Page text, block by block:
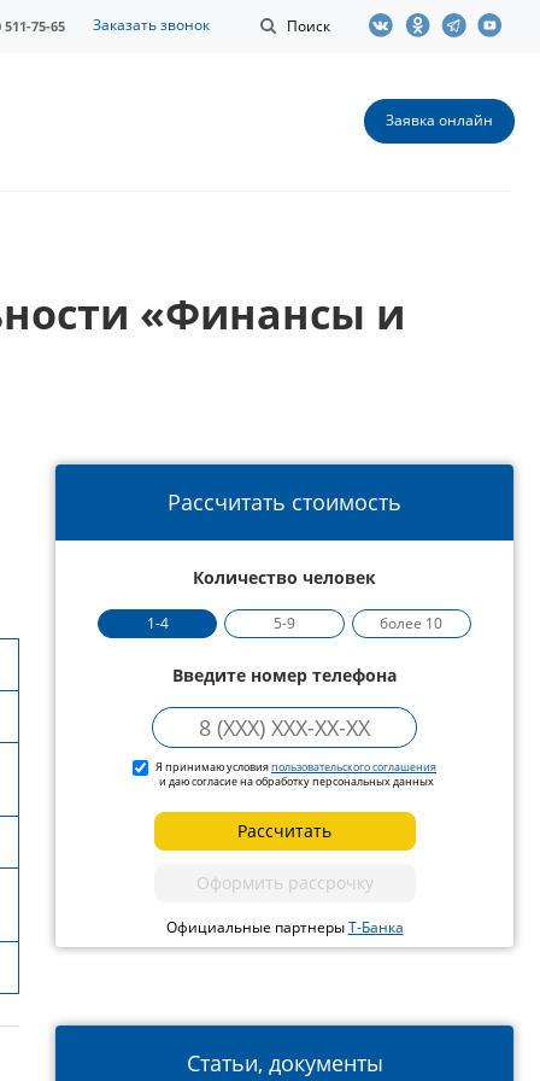
Поиск
511-75-65 Заказать звонок
Заявка онлайн
«Финансы и
Рассчитать стоимость
Количество человек
1-4 5-9 более 10
Введите номер телефона
Я принимаю условияпользовательского соглашения
и даю согласие на обработку персональных данных
Рассчитать
Оформить рассрочку
Официальные партнерыТ-Банка
Статьи, документы